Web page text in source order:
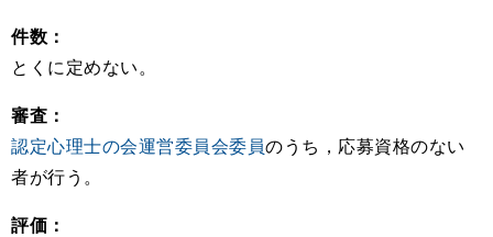
件数：
とくに定めない。
審査：
認定心理士の会運営委員会委員のうち，応募資格のない
者が行う。
評価：